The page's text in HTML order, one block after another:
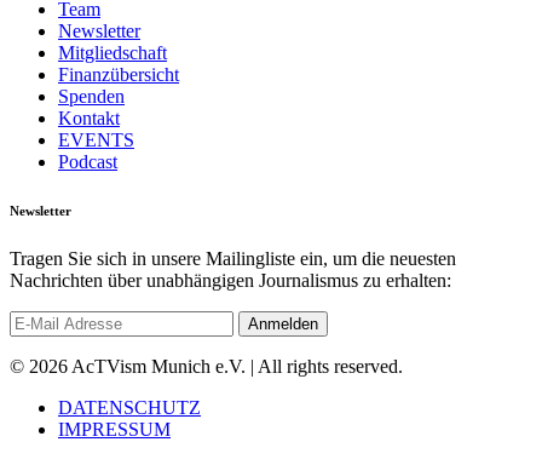
Team
Newsletter
Mitgliedschaft
Finanzübersicht
Spenden
Kontakt
EVENTS
Podcast
Newsletter
Tragen Sie sich in unsere Mailingliste ein, um die neuesten
Nachrichten über unabhängigen Journalismus zu erhalten:
© 2026 AcTVism Munich e.V. | All rights reserved.
DATENSCHUTZ
IMPRESSUM